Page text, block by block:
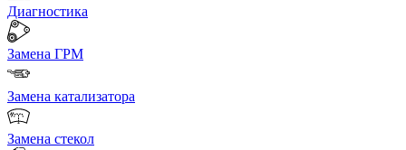
Диагностика
Замена ГРМ
Замена катализатора
Замена стекол